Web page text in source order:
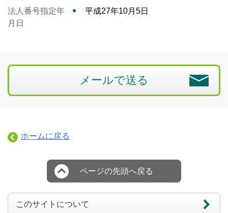
法人番号指定年
月日
平成27年10月5日
メールで送る
ホームに戻る
ページの先頭へ戻る
このサイトについて